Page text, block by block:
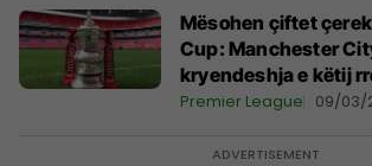
Mësohen çiftet
Cup: Manchester
kryendeshja e këtij
Premier League 09/03/